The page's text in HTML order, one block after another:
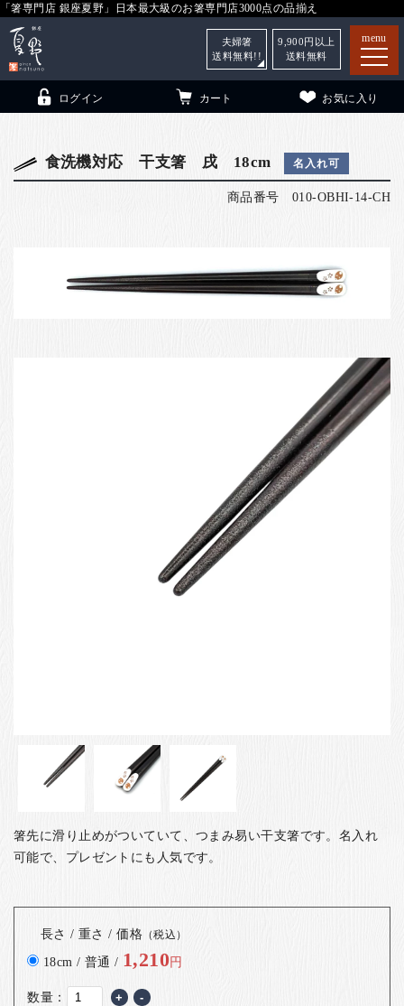
「箸専門店 銀座夏野」日本最大級のお箸専門店3000点の品揃え
menu
銀座夏野・箸長について
ログイン カート お気に入り
夫婦箸
送料無料!!
9,900 円以上
送料無料
食洗機対応 干支箸 戌 18cm 名入れ可
商品番号 010-OBHI-14-CH
箸先に滑り止めがついていて、つまみ易い干支箸です。名入れ
可能で、プレゼントにも人気です。
長さ / 重さ / 価格 （税込）
18cm / 普通 / 1,210円
数量： + -